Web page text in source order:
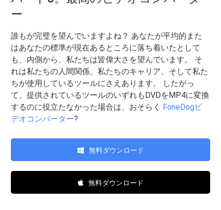
ー
誰もが完璧を望んでいますよね？ あなたが平均的また
はあなたの標準が現在あるところに落ち着いたとして
も、内側から、私たちは皆偉大さを望んでいます。 そ
れは私たちの人間関係、私たちのキャリア、そして私た
ちが使用しているツールにさえあります。 したがっ
て、提供されているツールのいずれもDVDをMP4に変換
するのに役立たなかった場合は、おそらく FoneDogビ
デオコンバーター?
無料ダウンロード
無料ダウンロード